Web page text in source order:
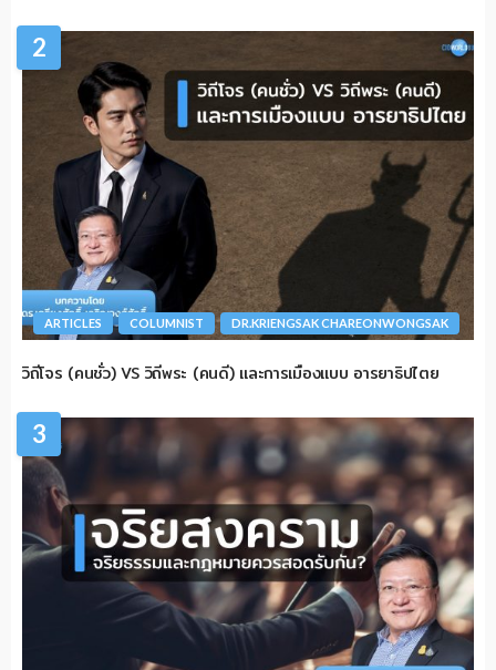
2
ARTICLES COLUMNIST DR.KRIENGSAK CHAREONWONGSAK
วิถีโจร (คนชั่ว) VS วิถีพระ (คนดี) และการเมืองแบบ อารยาธิปไตย
3